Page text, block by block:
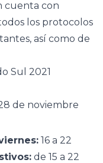
cuenta con
los protocolos
así como de
Sul 2021
de noviembre
16 a 22
de 15 a 22